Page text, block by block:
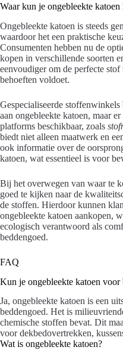
Waar kun je ongebleekte katoen
Ongebleekte katoen is steeds
waardoor het een praktische
Consumenten hebben nu de
kopen in verschillende soorten
eenvoudiger om de perfecte
behoeften voldoet.
Gespecialiseerde stoffenwinkels
aan ongebleekte katoen, maar
platforms beschikbaar, zoals
biedt niet alleen maatwerk en
ook informatie over de
katoen, wat essentieel is voor
Bij het overwegen van waar te
goed te kijken naar de
de stoffen. Hierdoor kunnen
ongebleekte katoen aankopen,
ecologisch verantwoord als
beddengoed.
FAQ
Kun je ongebleekte katoen voor
Ja, ongebleekte katoen is een
beddengoed. Het is
chemische stoffen bevat. Dit
voor dekbedovertrekken,
Wat is ongebleekte katoen?